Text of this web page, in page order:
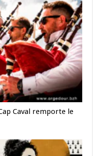
Caval remporte le